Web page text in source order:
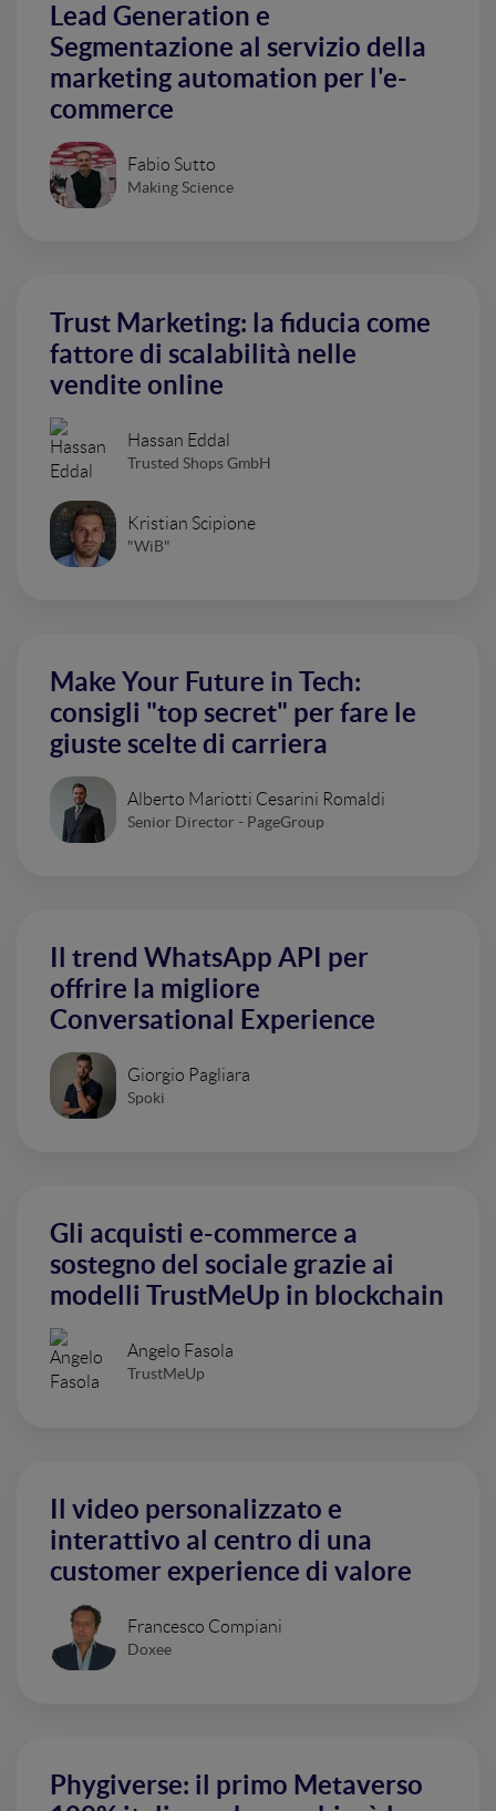
Lead Generation e
Segmentazione al servizio della
marketing automation per l'e-
commerce
Fabio Sutto
Making Science
Trust Marketing: la fiducia come
fattore di scalabilità nelle
vendite online
Hassan Eddal
Trusted Shops GmbH
Kristian Scipione
"WiB"
Make Your Future in Tech:
consigli "top secret" per fare le
giuste scelte di carriera
Alberto Mariotti Cesarini Romaldi
Senior Director - PageGroup
Il trend WhatsApp API per
offrire la migliore
Conversational Experience
Giorgio Pagliara
Spoki
Gli acquisti e-commerce a
sostegno del sociale grazie ai
modelli TrustMeUp in blockchain
Angelo Fasola
TrustMeUp
Il video personalizzato e
interattivo al centro di una
customer experience di valore
Francesco Compiani
Doxee
Phygiverse: il primo Metaverso